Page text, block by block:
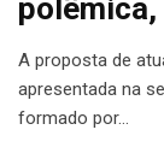
A proposta de
apresentada na
formado por…